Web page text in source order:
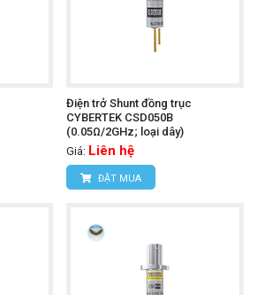
Điện trở Shunt đồng trục
CYBERTEK CSD050B
(0.05Ω/2GHz; loại dây)
Giá: Liên hệ
ĐẶT MUA